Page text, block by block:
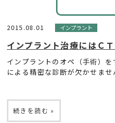
2015.08.01 インプラント
インプラントのオペ（手術）
による精密な診断が欠かせま
続きを読む »